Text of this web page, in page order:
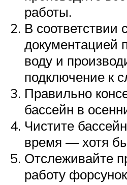
работы.
В соответствии
документацией
воду и
подключение к
Правильно
бассейн в
Чистите
время — хотя
Отслеживайте
работу